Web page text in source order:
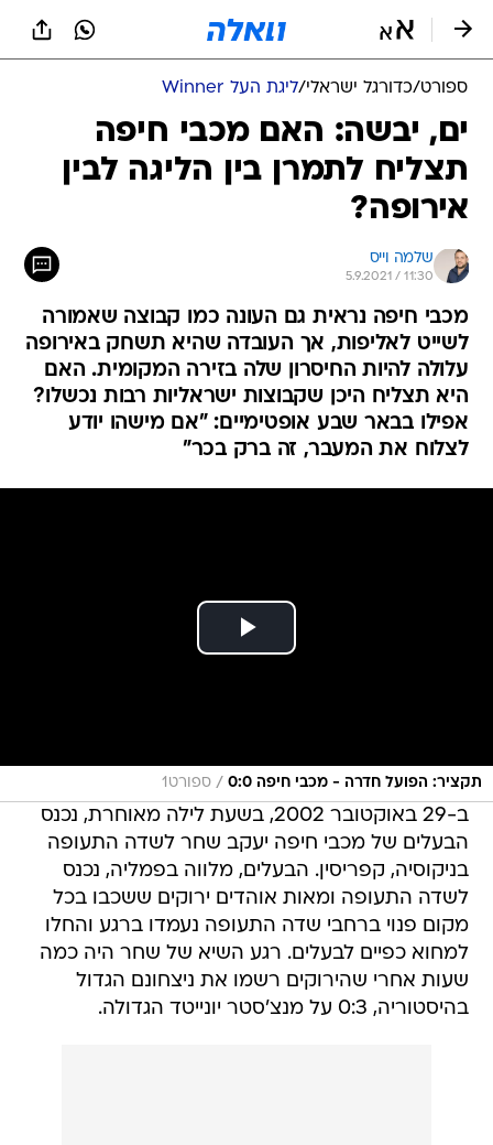
ספורט/כדורגל ישראלי/ליגת העל Winner
ים, יבשה: האם מכבי חיפה
תצליח לתמרן בין הליגה לבין
אירופה?
שלמה וייס
5.9.2021 / 11:30
מכבי חיפה נראית גם העונה כמו קבוצה שאמורה
לשייט לאליפות, אך העובדה שהיא תשחק באירופה
עלולה להיות החיסרון שלה בזירה המקומית. האם
היא תצליח היכן שקבוצות ישראליות רבות נכשלו?
אפילו בבאר שבע אופטימיים: "אם מישהו יודע
לצלוח את המעבר, זה ברק בכר"
תקציר: הפועל חדרה - מכבי חיפה 0:0 / ספורט1
ב-29 באוקטובר 2002, בשעת לילה מאוחרת, נכנס
הבעלים של מכבי חיפה יעקב שחר לשדה התעופה
בניקוסיה, קפריסין. הבעלים, מלווה בפמליה, נכנס
לשדה התעופה ומאות אוהדים ירוקים ששכבו בכל
מקום פנוי ברחבי שדה התעופה נעמדו ברגע והחלו
למחוא כפיים לבעלים. רגע השיא של שחר היה כמה
שעות אחרי שהירוקים רשמו את ניצחונם הגדול
בהיסטוריה, 0:3 על מנצ'סטר יונייטד הגדולה.